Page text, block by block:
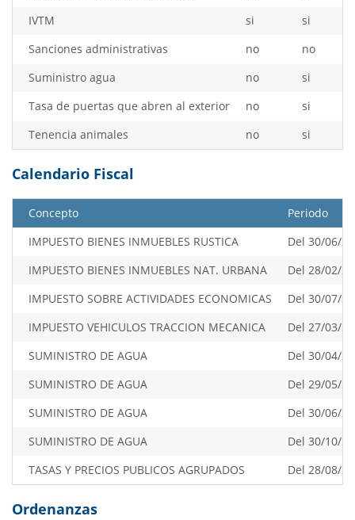
IVTM
si
si
Sanciones administrativas
no
no
Suministro agua
no
si
Tasa de puertas que abren al exterior
no
si
Tenencia animales
no si
Calendario Fiscal
Concepto
Periodo
IMPUESTO BIENES INMUEBLES RUSTICA
Del 30/06/
IMPUESTO BIENES INMUEBLES NAT. URBANA
Del 28/02/
IMPUESTO SOBRE ACTIVIDADES ECONOMICAS
Del 30/07/
IMPUESTO VEHICULOS TRACCION MECANICA
Del 27/03/
SUMINISTRO DE AGUA
Del 30/04/
SUMINISTRO DE AGUA
Del 29/05/
SUMINISTRO DE AGUA
Del 30/06/
SUMINISTRO DE AGUA
Del 30/10/
TASAS Y PRECIOS PUBLICOS AGRUPADOS
Del 28/08/
Ordenanzas